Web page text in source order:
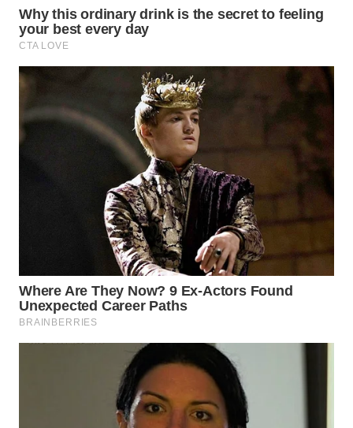
MADURA
WN
SURABAYA
WN
NATUNA
LIKUPANG
WN